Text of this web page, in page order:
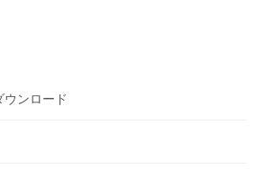
ウンロード